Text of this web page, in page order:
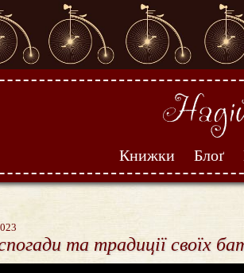
Книжки Блоґ
та традиції своїх